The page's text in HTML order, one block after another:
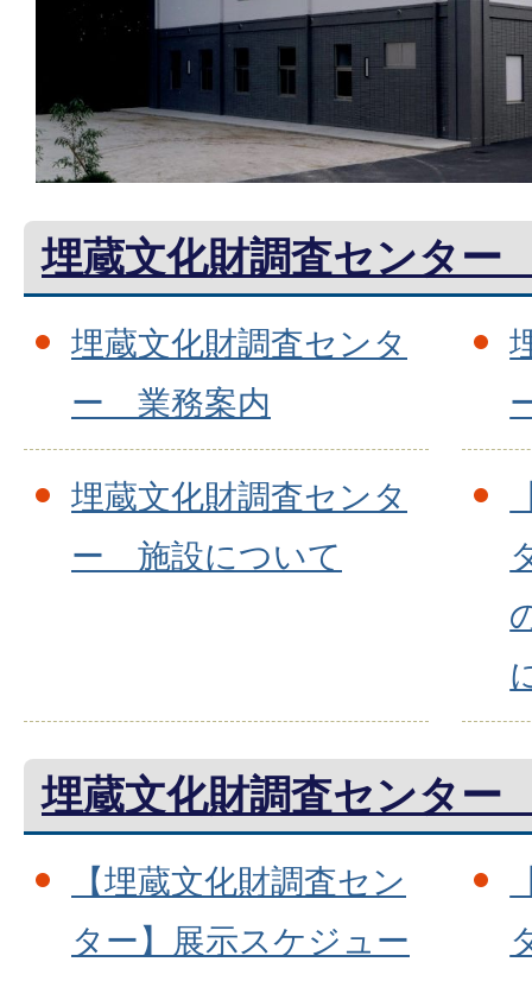
埋蔵文化財調査センタ
埋蔵文化財調査センタ
ー 業務案内
埋蔵文化財調査センタ
ー 施設について
埋蔵文化財調査センタ
【埋蔵文化財調査セン
ター】展示スケジュー